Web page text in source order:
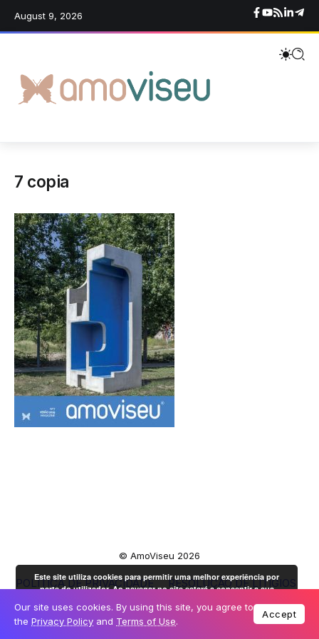
August 9, 2026
7 copia
© AmoViseu 2026
POLÍTICA DE PRIVACIDADE
RESOLUÇÃO DE LITÍGIOS
Our site uses cookies. By using this site, you agree to
the Privacy Policy and Terms of Use.
Accept
Este site utiliza cookies para permitir uma melhor experiência por
parte do utilizador. Ao navegar no site estará a consentir a sua
utilização.Mais informação OK